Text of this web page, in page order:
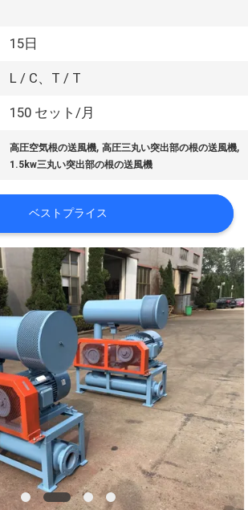
15日
L / C、T / T
150 セット/月
高圧空気根の送風機,高圧三丸い突出部の根の送風機,
1.5kw三丸い突出部の根の送風機
ベストプライス